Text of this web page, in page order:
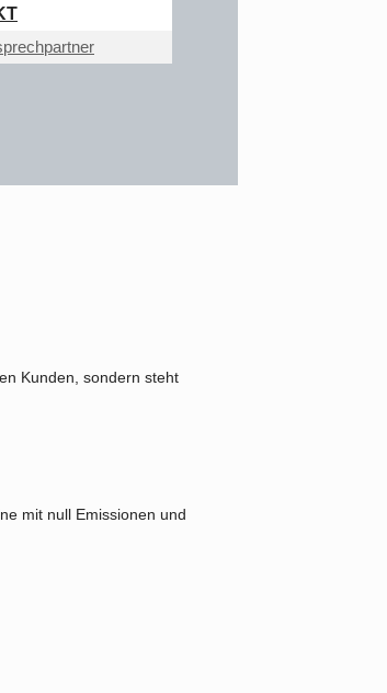
Kunden, sondern steht
mit null Emissionen und